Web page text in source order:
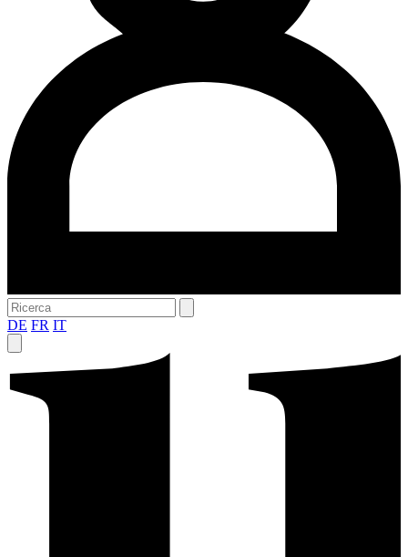
DE FR IT